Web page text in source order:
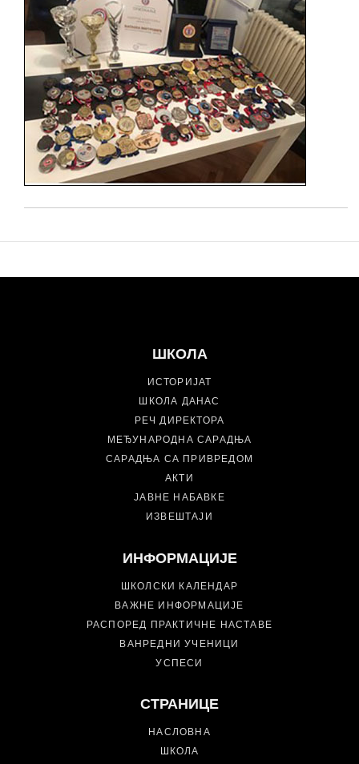
ШКОЛА
ИСТОРИЈАТ
ШКОЛА ДАНАС
РЕЧ ДИРЕКТОРА
МЕЂУНАРОДНА САРАДЊА
САРАДЊА СА ПРИВРЕДОМ
АКТИ
ЈАВНЕ НАБАВКЕ
ИЗВЕШТАЈИ
ИНФОРМАЦИЈЕ
ШКОЛСКИ КАЛЕНДАР
ВАЖНЕ ИНФОРМАЦИЈЕ
РАСПОРЕД ПРАКТИЧНЕ НАСТАВЕ
ВАНРЕДНИ УЧЕНИЦИ
УСПЕСИ
СТРАНИЦЕ
НАСЛОВНА
ШКОЛА